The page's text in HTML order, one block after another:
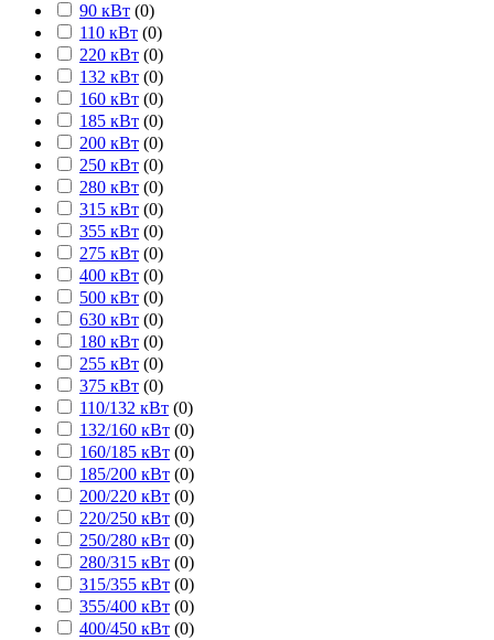
90 кВт (0)
110 кВт (0)
220 кВт (0)
132 кВт (0)
160 кВт (0)
185 кВт (0)
200 кВт (0)
250 кВт (0)
280 кВт (0)
315 кВт (0)
355 кВт (0)
275 кВт (0)
400 кВт (0)
500 кВт (0)
630 кВт (0)
180 кВт (0)
255 кВт (0)
375 кВт (0)
110/132 кВт (0)
132/160 кВт (0)
160/185 кВт (0)
185/200 кВт (0)
200/220 кВт (0)
220/250 кВт (0)
250/280 кВт (0)
280/315 кВт (0)
315/355 кВт (0)
355/400 кВт (0)
400/450 кВт (0)